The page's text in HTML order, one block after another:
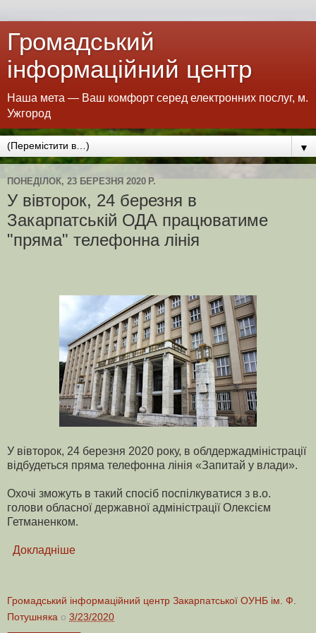
Громадський
інформаційний центр
Наша мета — Ваш комфорт серед електронних послуг, м.
Ужгород
▼
ПОНЕДІЛОК, 23 БЕРЕЗНЯ 2020 Р.
У вівторок, 24 березня в
Закарпатській ОДА працюватиме
"пряма" телефонна лінія
У вівторок, 24 березня 2020 року, в облдержадміністрації
відбудеться пряма телефонна лінія «Запитай у влади».
Охочі зможуть в такий спосіб поспілкуватися з в.о.
голови обласної державної адміністрації Олексієм
Гетманенком.
Докладніше
Громадський інформаційний центр Закарпатської ОУНБ ім. Ф.
Потушняка о 3/23/2020